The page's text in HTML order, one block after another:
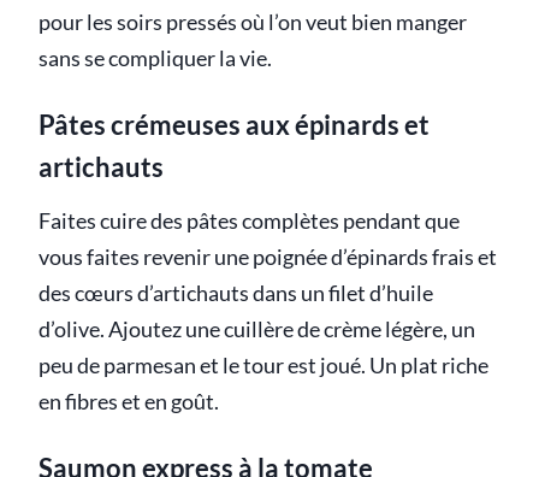
pour les soirs pressés où l’on veut bien manger
sans se compliquer la vie.
Pâtes crémeuses aux épinards et
artichauts
Faites cuire des pâtes complètes pendant que
vous faites revenir une poignée d’épinards frais et
des cœurs d’artichauts dans un filet d’huile
d’olive. Ajoutez une cuillère de crème légère, un
peu de parmesan et le tour est joué. Un plat riche
en fibres et en goût.
Saumon express à la tomate